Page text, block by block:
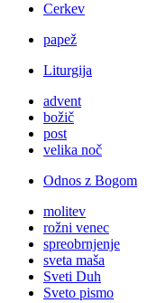
Cerkev
papež
Liturgija
advent
božič
post
velika noč
Odnos z Bogom
molitev
rožni venec
spreobrnjenje
sveta maša
Sveti Duh
Sveto pismo